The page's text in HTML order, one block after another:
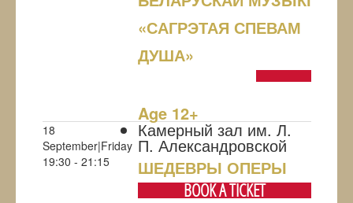
«САГРЭТАЯ СПЕВАМ
ДУША»
Age 12+
18
September|Friday
19:30 - 21:15
Камерный зал им. Л.
П. Александровской
ШЕДЕВРЫ ОПЕРЫ
BOOK A TICKET